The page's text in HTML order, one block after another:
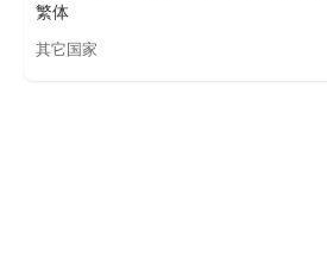
繁体
其它国家